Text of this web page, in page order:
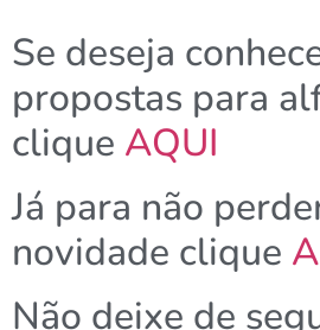
Se deseja
propostas para
clique AQUI
Já para não
novidade clique
Não deixe de